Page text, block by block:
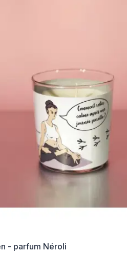
- parfum Néroli